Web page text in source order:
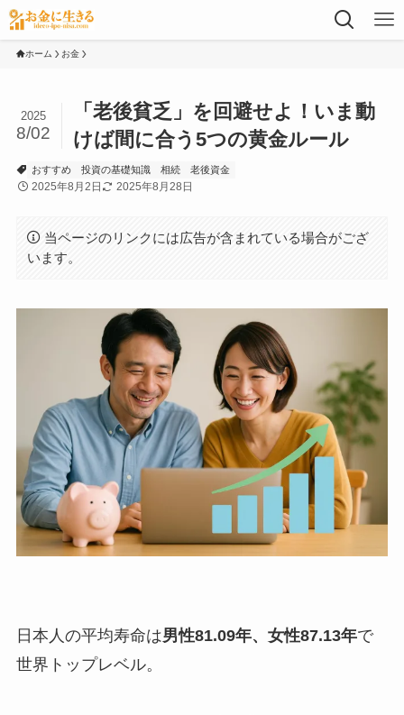
ホーム お金
「老後貧乏」を回避せよ！いま動
けば間に合う5つの黄金ルール
2025
8/02
おすすめ 投資の基礎知識 相続 老後資金
2025年8月2日 2025年8月28日
当ページのリンクには広告が含まれている場合がござ
います。
日本人の平均寿命は男性81.09年、女性87.13年で
世界トップレベル。